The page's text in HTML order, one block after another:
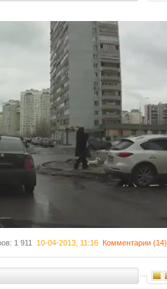
1 911 10-04-2013, 11:16 Комментарии (14)